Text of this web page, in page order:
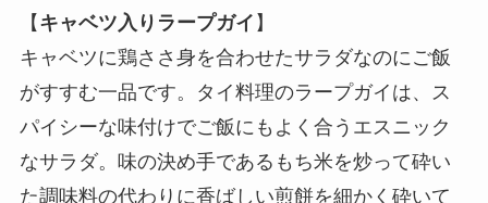
【 キャベツ入りラープガイ 】
キャベツに鶏ささ身を合わせたサラダなのにご飯
がすすむ一品です。タイ料理のラープガイは、ス
パイシーな味付けでご飯にもよく合うエスニック
なサラダ。味の決め手であるもち米を炒って砕い
た調味料の代わりに香ばしい煎餅を細かく砕いて